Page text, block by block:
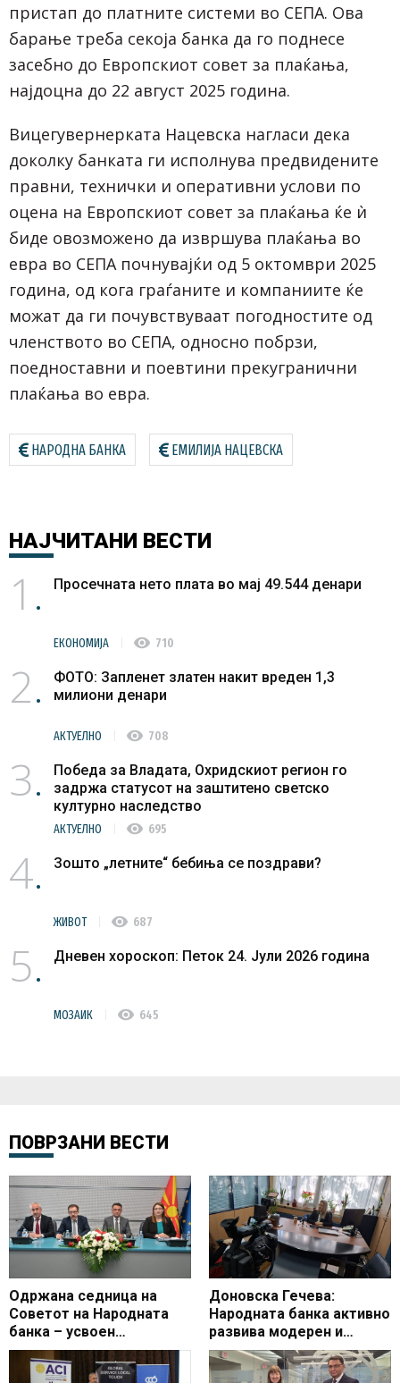
пристап до платните системи во СЕПА. Ова
барање треба секоја банка да го поднесе
засебно до Европскиот совет за плаќања,
најдоцна до 22 август 2025 година.
Вицегувернерката Нацевска нагласи дека
доколку банката ги исполнува предвидените
правни, технички и оперативни услови по
оцена на Европскиот совет за плаќања ќе ѝ
биде овозможено да извршува плаќања во
евра во СЕПА почнувајќи од 5 октомври 2025
година, од кога граѓаните и компаниите ќе
можат да ги почувствуваат погодностите од
членството во СЕПА, односно побрзи,
поедноставни и поевтини прекугранични
плаќања во евра.
НАРОДНА БАНКА ЕМИЛИЈА НАЦЕВСКА
НАЈЧИТАНИ ВЕСТИ
1 Просечната нето плата во мај 49.544 денари
ЕКОНОМИЈА visibility 710
2
ФОТО: Запленет златен накит вреден 1,3
милиони денари
АКТУЕЛНО visibility 708
3
Победа за Владата, Охридскиот регион го
задржа статусот на заштитено светско
културно наследство
АКТУЕЛНО visibility 695
4 Зошто „летните“ бебиња се поздрави?
ЖИВОТ visibility 687
5 Дневен хороскоп: Петок 24. Јули 2026 година
МОЗАИК visibility 645
ПОВРЗАНИ ВЕСТИ
Одржана седница на
Советот на Народната
банка – усвоен
Кварталниот извештај со
ревидираните
Доновска Гечева:
Народната банка активно
развива модерен и
сигурен платен систем